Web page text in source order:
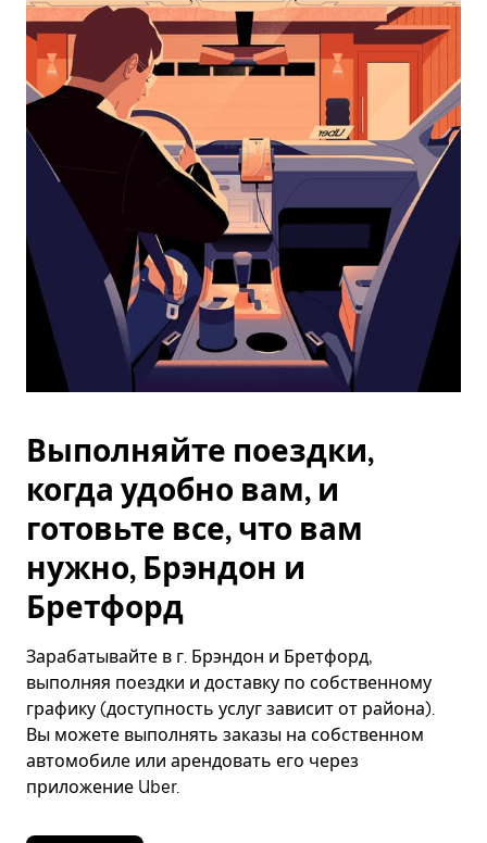
выбрать
дату.
Чтобы
закрыть
календарь,
нажмите
Esc.
Выполняйте поездки,
когда удобно вам, и
готовьте все, что вам
нужно, Брэндон и
Бретфорд
Зарабатывайте в г. Брэндон и Бретфорд,
выполняя поездки и доставку по собственному
графику (доступность услуг зависит от района).
Вы можете выполнять заказы на собственном
автомобиле или арендовать его через
приложение Uber.